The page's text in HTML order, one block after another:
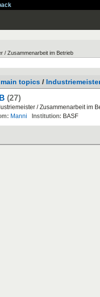
/ Zusammenarbeit im Betrieb
topics /
(27)
/Zusammenarbeit im
Manni Institution: BASF